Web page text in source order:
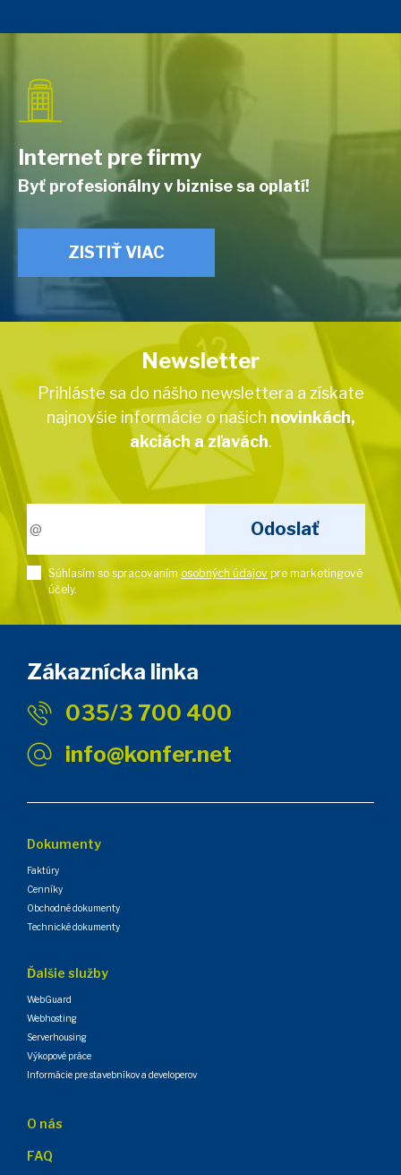
Internet pre firmy
Byť profesionálny v biznise sa oplatí!
ZISTIŤ VIAC
Newsletter
Prihláste sa do nášho newslettera a získate
najnovšie informácie o našich novinkách,
akciách a zľavách.
Súhlasím so spracovaním osobných údajov pre marketingové
účely.
Zákaznícka linka
035/3 700 400
info@konfer.net
Dokumenty
Faktúry
Cenníky
Obchodné dokumenty
Technické dokumenty
Ďalšie služby
WebGuard
Webhosting
Serverhousing
Výkopové práce
Informácie pre stavebníkov a developerov
O nás
FAQ